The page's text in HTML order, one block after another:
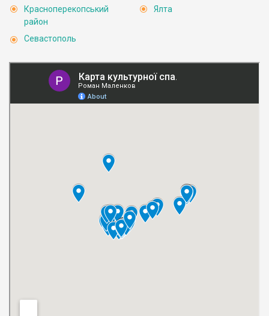
Красноперекопський
район
Севастополь
Ялта